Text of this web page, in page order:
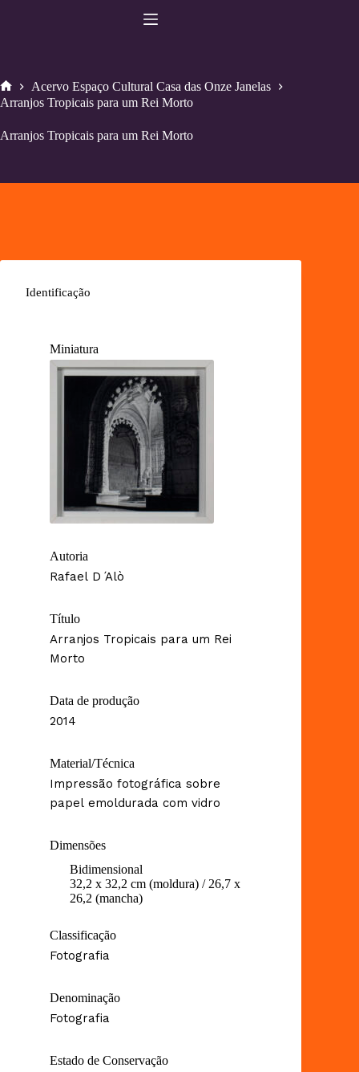
Home
Acervo Espaço Cultural Casa das Onze Janelas
Arranjos Tropicais para um Rei Morto
Arranjos Tropicais para um Rei Morto
Identificação
Miniatura
Autoria
Rafael D ́Alò
Título
Arranjos Tropicais para um Rei
Morto
Data de produção
2014
Material/Técnica
Impressão fotográfica sobre
papel emoldurada com vidro
Dimensões
Bidimensional
32,2 x 32,2 cm (moldura) / 26,7 x
26,2 (mancha)
Classificação
Fotografia
Denominação
Fotografia
Estado de Conservação